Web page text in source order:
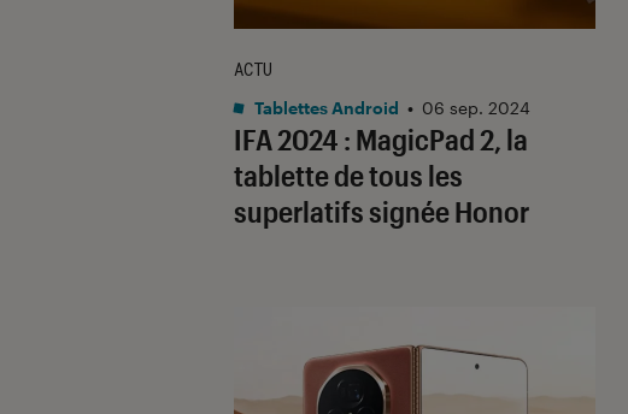
IFA 2024 : MagicPad 2, la
tablette de tous les
superlatifs signée Honor
ACTU
Tablettes Android • 06 sep. 2024